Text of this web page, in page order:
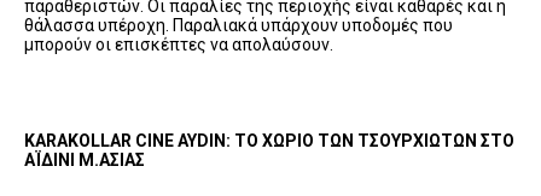
παραθεριστών. Οι παραλίες της περιοχής είναι καθαρές και η
θάλασσα υπέροχη. Παραλιακά υπάρχουν υποδομές που
μπορούν οι επισκέπτες να απολαύσουν.
KARAKOLLAR CINEAYDIN: ΤΟ ΧΩΡΙΟ ΤΩΝ ΤΣΟΥΡΧΙΩΤΩΝ ΣΤΟ
ΑΪΔΙΝΙ Μ.ΑΣΙΑΣ